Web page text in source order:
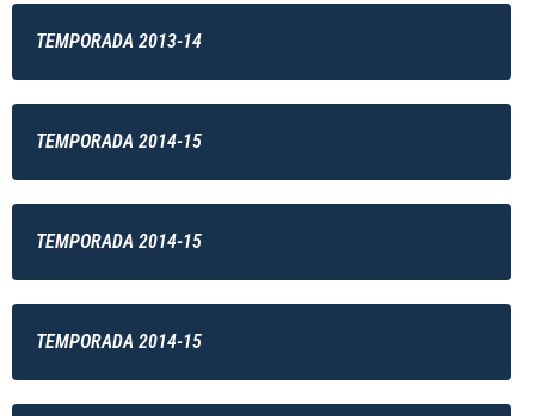
TEMPORADA 2013-14
TEMPORADA 2014-15
TEMPORADA 2014-15
TEMPORADA 2014-15